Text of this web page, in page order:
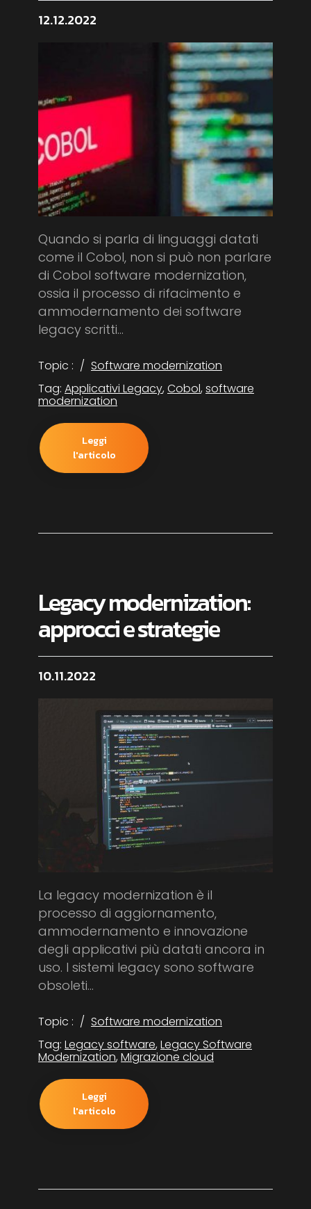
12.12.2022
Quando si parla di linguaggi datati
come il Cobol, non si può non parlare
di Cobol software modernization,
ossia il processo di rifacimento e
ammodernamento dei software
legacy scritti...
Topic :
Software modernization
Tag: Applicativi Legacy, Cobol, software
modernization
Leggi
l'articolo
Legacy modernization:
approcci e strategie
10.11.2022
La legacy modernization è il
processo di aggiornamento,
ammodernamento e innovazione
degli applicativi più datati ancora in
uso. I sistemi legacy sono software
obsoleti...
Topic :
Software modernization
Tag: Legacy software, Legacy Software
Modernization, Migrazione cloud
Leggi
l'articolo